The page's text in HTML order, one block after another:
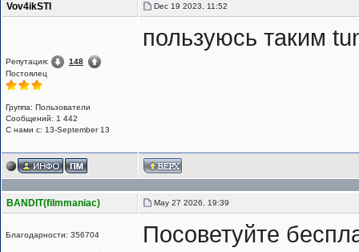
Vov4ikSTI Dec 19 2023, 11:52
Репутация:
148
Постоялец
Группа: Пользователи
Сообщений: 1 442
С нами с: 13-September 13
пользуюсь таким
BANDIT(filmmaniac) May 27 2026, 19:39
Благодарности: 356704
Посоветуйте